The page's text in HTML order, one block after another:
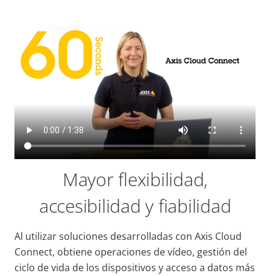
Mayor flexibilidad,
accesibilidad y fiabilidad
Al utilizar soluciones desarrolladas con Axis Cloud
Connect, obtiene operaciones de vídeo, gestión del
ciclo de vida de los dispositivos y acceso a datos más